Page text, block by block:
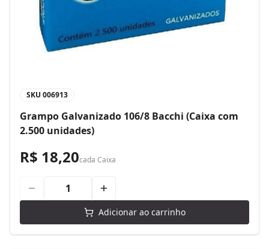
SKU 006913
Grampo Galvanizado 106/8 Bacchi (Caixa com
2.500 unidades)
R$ 18,20cada Caixa
Adicionar ao carrinho